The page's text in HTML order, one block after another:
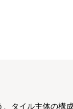
タイル主体の構